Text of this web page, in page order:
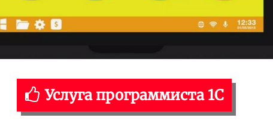
Услуга программиста 1С